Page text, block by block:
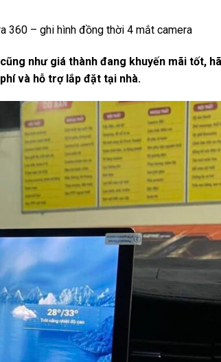
360 – ghi hình đồng thời 4 mắt camera
như giá thành đang khuyến mãi tốt,
và hỗ trợ lắp đặt tại nhà.